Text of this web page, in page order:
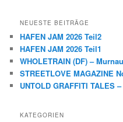
NEUESTE BEITRÄGE
HAFEN JAM 2026 Teil2
HAFEN JAM 2026 Teil1
WHOLETRAIN (DF) –
STREETLOVE MAGAZINE
UNTOLD GRAFFITI TALES
KATEGORIEN